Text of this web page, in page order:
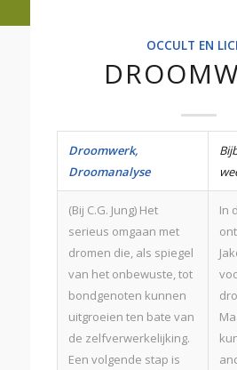
OCCULT EN
Droomwerk,
Droomanalyse
(Bij C.G. Jung) Het
serieus omgaan met
dromen die, als spiegel
van het onbewuste, tot
bondgenoten kunnen
uitgroeien ten bate van
de zelfverwerkelijking.
Een volgende stap is
In